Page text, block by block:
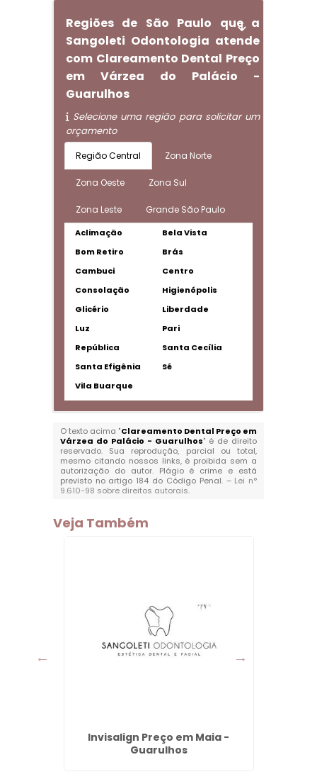
Regiões de São Paulo que a
Sangoleti Odontologia atende
com Clareamento Dental Preço
em Várzea do Palácio -
Guarulhos
Selecione uma região para solicitar um
orçamento
Região Central Zona Norte
Zona Oeste Zona Sul
Zona Leste Grande São Paulo
Aclimação
Bela Vista
Bom Retiro
Brás
Cambuci
Centro
Consolação
Higienópolis
Glicério
Liberdade
Luz
Pari
República
Santa Cecília
Santa Efigênia
Sé
Vila Buarque
O texto acima "Clareamento Dental Preço em
Várzea do Palácio - Guarulhos" é de direito
reservado. Sua reprodução, parcial ou total,
mesmo citando nossos links, é proibida sem a
autorização do autor. Plágio é crime e está
previsto no artigo 184 do Código Penal. – Lei n°
9.610-98 sobre direitos autorais.
Veja Também
Invisalign Preço em Maia -
Guarulhos